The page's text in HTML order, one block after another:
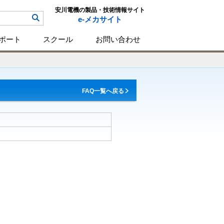
安川電機の製品・技術情報サイト
e-メカサイト
ート スクール お問い合わせ
FAQ一覧へ戻る